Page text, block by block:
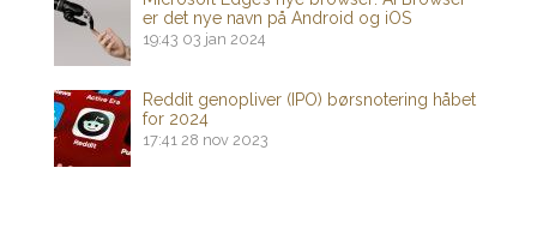
er det nye navn på Android og iOS
19:43 03 jan 2024
Reddit genopliver (IPO) børsnotering håbet
for 2024
17:41 28 nov 2023